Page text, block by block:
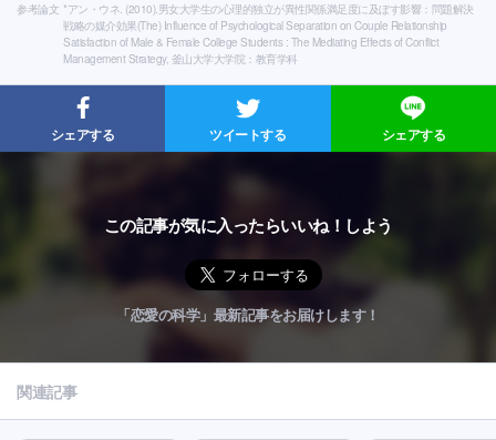
参考論文 *アン・ウネ. (2010).男女大学生の心理的独立が異性関係満足度に及ぼす影響：問題解決
戦略の媒介効果(The) Influence of Psychological Separation on Couple Relationship
Satisfaction of Male & Female College Students : The Mediating Effects of Conflict
Management Strategy, 釜山大学大学院：教育学科
シェアする ツイートする シェアする
この記事が気に入ったらいいね！しよう
「恋愛の科学」最新記事をお届けします！
関連記事